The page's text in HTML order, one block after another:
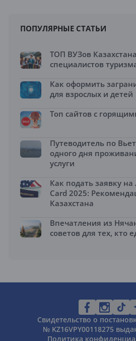
ПОПУЛЯРНЫЕ СТАТЬИ
ТОП ВУЗов
специалистов
Как оформить
для взрослых и детей
Топ сайтов с
Путеводитель по
одного дня
услуги
Как подать заявку
Card 2025:
Казахстана
Впечатления из
советов для тех, кто
Свидетельство о
№ KZ16VPY00118275
Политика